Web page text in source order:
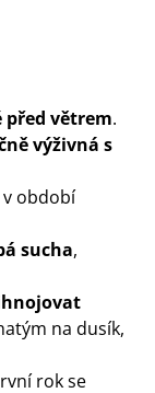
před větrem.
výživná s
v období
sucha,
na dusík,
rok se